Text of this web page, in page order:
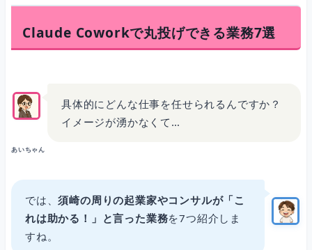
Claude Coworkで丸投げできる業務7選
あいちゃん
具体的にどんな仕事を任せられるんですか？
イメージが湧かなくて…
では、須崎の周りの起業家やコンサルが「こ
れは助かる！」と言った業務を7つ紹介しま
すね。